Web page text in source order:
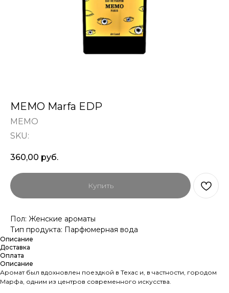
MEMO Marfa EDP
MEMO
SKU:
360,00 руб.
Купить
Пол: Женские ароматы
Тип продукта: Парфюмерная вода
Описание
Доставка
Оплата
Описание
Аромат был вдохновлен поездкой в Техас и, в частности, городом
Марфа, одним из центров современного искусства.